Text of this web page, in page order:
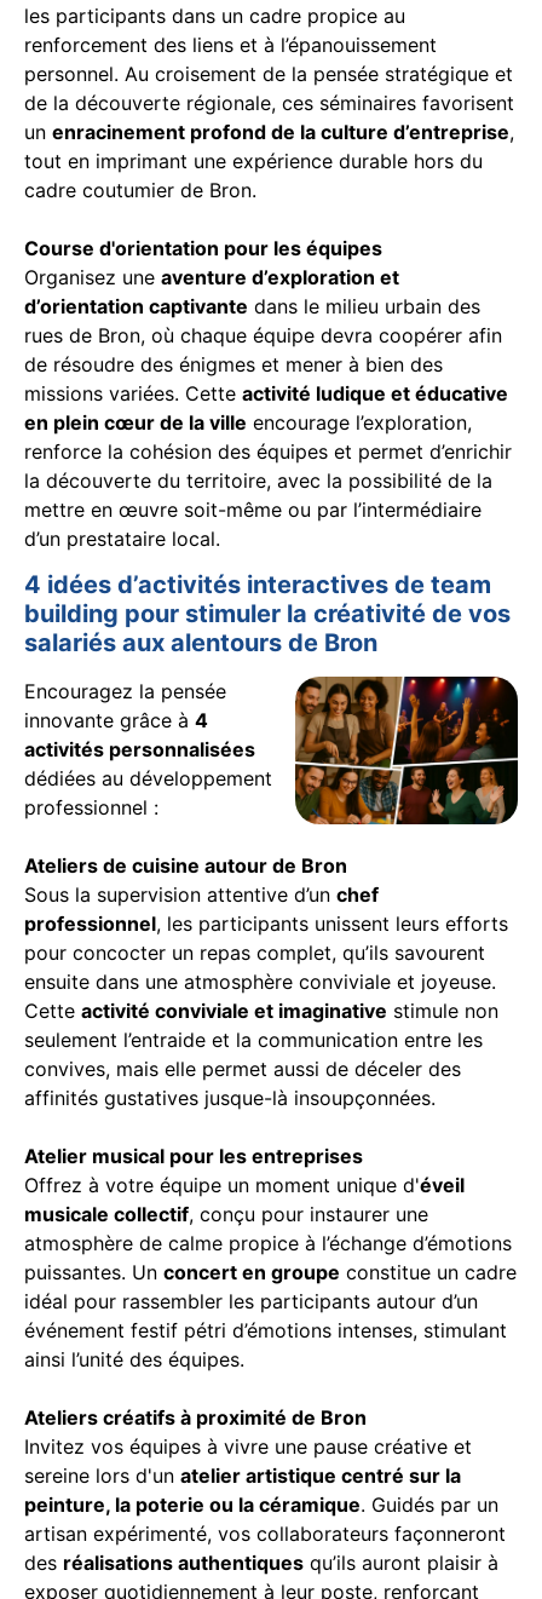
les participants dans un cadre propice au
renforcement des liens et à l’épanouissement
personnel. Au croisement de la pensée stratégique et
de la découverte régionale, ces séminaires favorisent
un enracinement profond de la culture d’entreprise,
tout en imprimant une expérience durable hors du
cadre coutumier de Bron.
Course d'orientation pour les équipes
Organisez une aventure d’exploration et
d’orientation captivante dans le milieu urbain des
rues de Bron, où chaque équipe devra coopérer afin
de résoudre des énigmes et mener à bien des
missions variées. Cette activité ludique et éducative
en plein cœur de la ville encourage l’exploration,
renforce la cohésion des équipes et permet d’enrichir
la découverte du territoire, avec la possibilité de la
mettre en œuvre soit-même ou par l’intermédiaire
d’un prestataire local.
4 idées d’activités interactives de team
building pour stimuler la créativité de vos
salariés aux alentours de Bron
Encouragez la pensée
innovante grâce à 4
activités personnalisées
dédiées au développement
professionnel :
Ateliers de cuisine autour de Bron
Sous la supervision attentive d’un chef
professionnel, les participants unissent leurs efforts
pour concocter un repas complet, qu’ils savourent
ensuite dans une atmosphère conviviale et joyeuse.
Cette activité conviviale et imaginative stimule non
seulement l’entraide et la communication entre les
convives, mais elle permet aussi de déceler des
affinités gustatives jusque-là insoupçonnées.
Atelier musical pour les entreprises
Offrez à votre équipe un moment unique d'éveil
musicale collectif, conçu pour instaurer une
atmosphère de calme propice à l’échange d’émotions
puissantes. Un concert en groupe constitue un cadre
idéal pour rassembler les participants autour d’un
événement festif pétri d’émotions intenses, stimulant
ainsi l’unité des équipes.
Ateliers créatifs à proximité de Bron
Invitez vos équipes à vivre une pause créative et
sereine lors d'un atelier artistique centré sur la
peinture, la poterie ou la céramique. Guidés par un
artisan expérimenté, vos collaborateurs façonneront
des réalisations authentiques qu’ils auront plaisir à
exposer quotidiennement à leur poste, renforçant